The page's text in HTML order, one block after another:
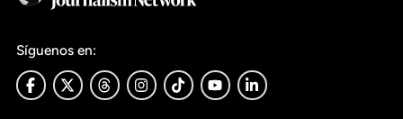
Síguenos en: